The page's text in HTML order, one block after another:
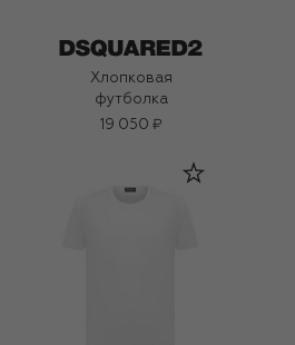
Хлопковая
футболка
19 050 ₽